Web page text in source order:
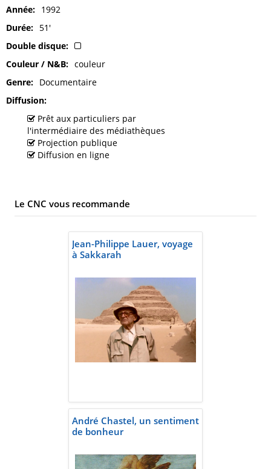
Année
1992
Durée
51'
Double disque
Couleur / N&B
couleur
Genre
Documentaire
Diffusion
Prêt aux particuliers par
l'intermédiaire des médiathèques
Projection publique
Diffusion en ligne
Le CNC vous recommande
Jean-Philippe Lauer, voyage
à Sakkarah
André Chastel, un sentiment
de bonheur